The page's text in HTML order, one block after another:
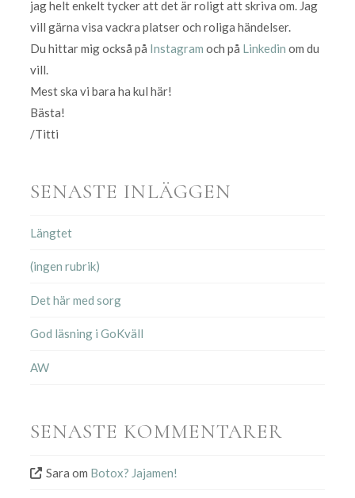
jag helt enkelt tycker att det är roligt att skriva om. Jag
vill gärna visa vackra platser och roliga händelser.
Du hittar mig också på Instagram och på Linkedin om du
vill.
Mest ska vi bara ha kul här!
Bästa!
/Titti
SENASTE INLÄGGEN
Längtet
(ingen rubrik)
Det här med sorg
God läsning i GoKväll
AW
SENASTE KOMMENTARER
Sara om Botox? Jajamen!